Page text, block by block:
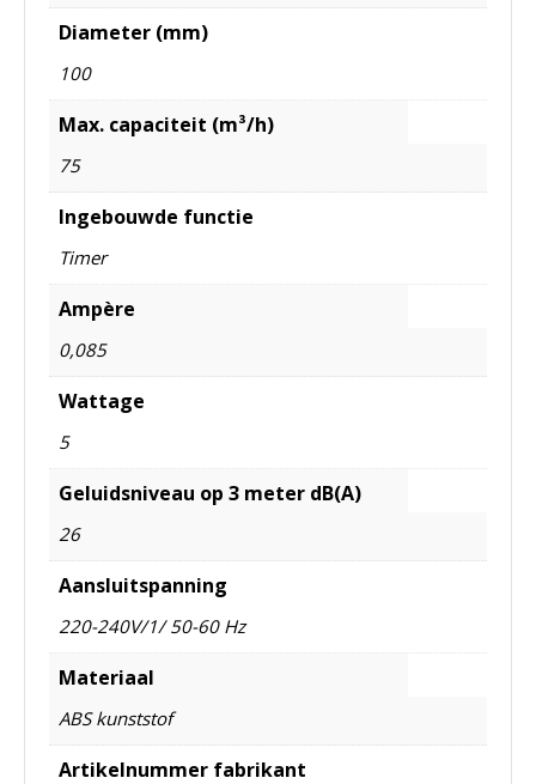
Diameter (mm)
100
Max. capaciteit (m³/h)
75
Ingebouwde functie
Timer
Ampère
0,085
Wattage
5
Geluidsniveau op 3 meter dB(A)
26
Aansluitspanning
220-240V/1/ 50-60 Hz
Materiaal
ABS kunststof
Artikelnummer fabrikant